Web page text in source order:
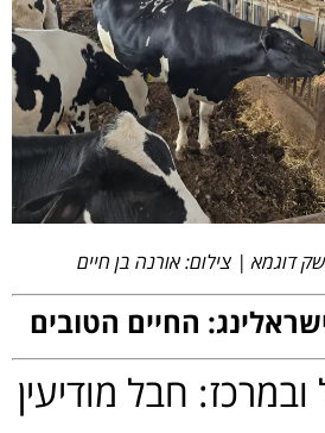
דוגמא | צילום: אורנה בן חיים
החיים הטובים
ובמרכז: חבל מודיעין